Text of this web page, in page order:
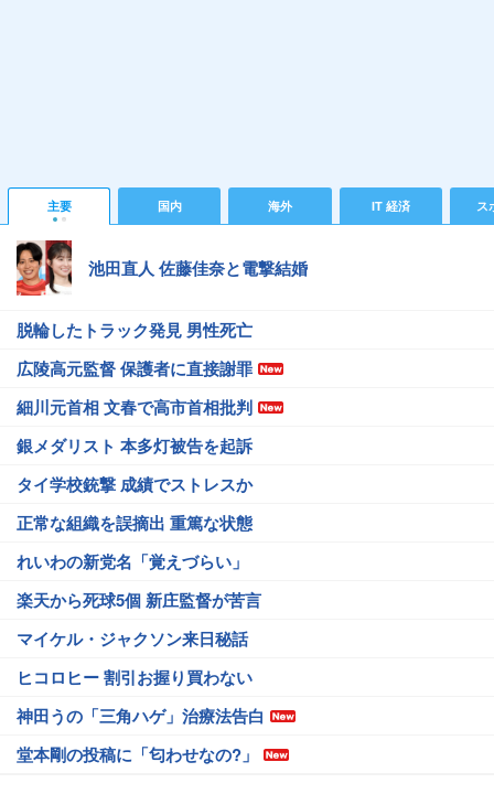
主要 国内 海外 IT 経済 ス
池田直人 佐藤佳奈と電撃結婚
脱輪したトラック発見 男性死亡
広陵高元監督 保護者に直接謝罪
細川元首相 文春で高市首相批判
銀メダリスト 本多灯被告を起訴
タイ学校銃撃 成績でストレスか
正常な組織を誤摘出 重篤な状態
れいわの新党名「覚えづらい」
楽天から死球5個 新庄監督が苦言
マイケル・ジャクソン来日秘話
ヒコロヒー 割引お握り買わない
神田うの「三角ハゲ」治療法告白
堂本剛の投稿に「匂わせなの?」